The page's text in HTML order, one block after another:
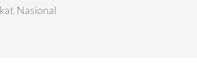
Nasional